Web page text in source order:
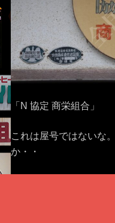
「N 協定 商栄組合」
これは屋号ではないな
か・・